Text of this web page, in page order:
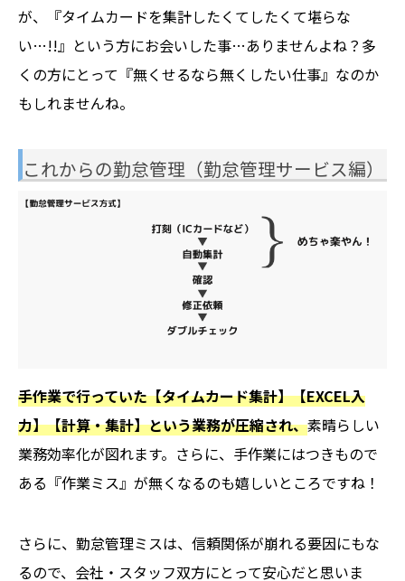
が、『タイムカードを集計したくてしたくて堪らな
い…!!』という方にお会いした事…ありませんよね？多
くの方にとって『無くせるなら無くしたい仕事』なのか
もしれませんね。
これからの勤怠管理（勤怠管理サービス編）
手作業で行っていた【タイムカード集計】【EXCEL入
力】【計算・集計】という業務が圧縮され、素晴らしい
業務効率化が図れます。さらに、手作業にはつきもので
ある『作業ミス』が無くなるのも嬉しいところですね！
さらに、勤怠管理ミスは、信頼関係が崩れる要因にもな
るので、会社・スタッフ双方にとって安心だと思いま